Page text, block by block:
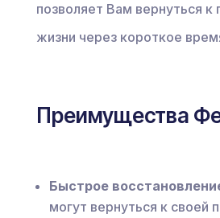
позволяет Вам вернуться к
жизни через короткое
Преимущества
Быстрое
могут вернуться к своей